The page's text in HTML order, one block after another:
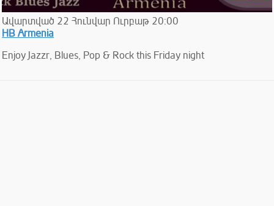
Ավարտված 22 Հունվար Ուրբաթ 20:00
HB Armenia
Enjoy Jazzr, Blues, Pop & Rock this Friday night